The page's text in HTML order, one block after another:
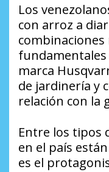
Los
con arroz a
marca
de jardinería y
relación con la
Entre los tipos
en el país
es el